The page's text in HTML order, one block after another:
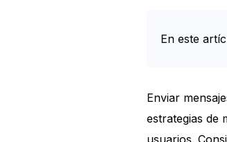
En este
Enviar
estrategias de